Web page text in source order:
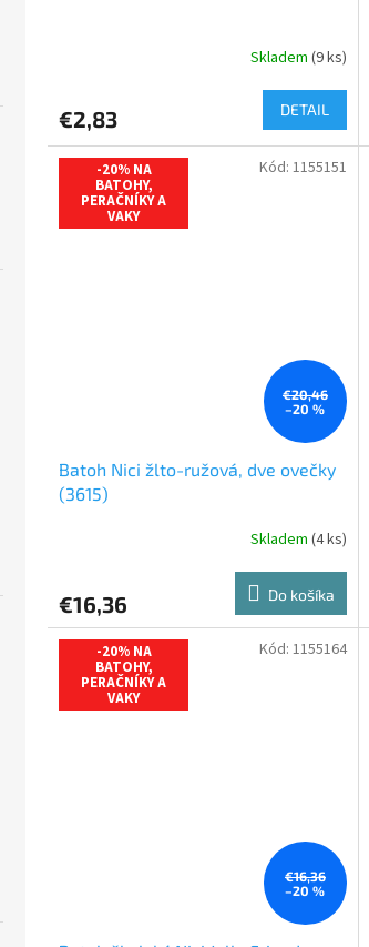
Skladem (9 ks)
€2,83 DETAIL
-20% NA
BATOHY,
PERAČNÍKY A
VAKY
€20,46
–20 %
Batoh Nici žlto-ružová, dve ovečky
(3615)
Skladem (4 ks)
€16,36 Do košíka
Kód: 1155151
-20% NA
BATOHY,
PERAČNÍKY A
VAKY
€16,36
–20 %
Kód: 1155164